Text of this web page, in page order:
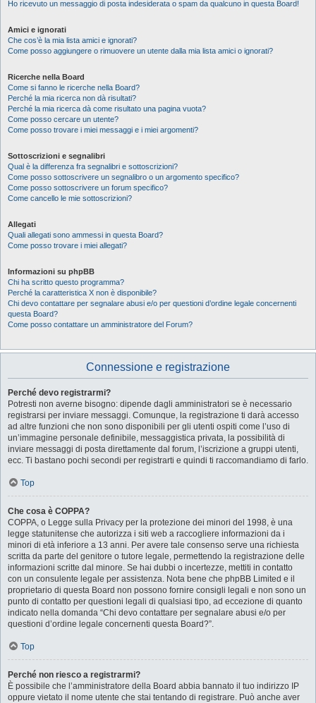
Ho ricevuto un messaggio di posta indesiderata o spam da qualcuno in questa Board!
Amici e ignorati
Che cos’è la mia lista amici e ignorati?
Come posso aggiungere o rimuovere un utente dalla mia lista amici o ignorati?
Ricerche nella Board
Come si fanno le ricerche nella Board?
Perché la mia ricerca non dà risultati?
Perché la mia ricerca dà come risultato una pagina vuota?
Come posso cercare un utente?
Come posso trovare i miei messaggi e i miei argomenti?
Sottoscrizioni e segnalibri
Qual è la differenza fra segnalibri e sottoscrizioni?
Come posso sottoscrivere un segnalibro o un argomento specifico?
Come posso sottoscrivere un forum specifico?
Come cancello le mie sottoscrizioni?
Allegati
Quali allegati sono ammessi in questa Board?
Come posso trovare i miei allegati?
Informazioni su phpBB
Chi ha scritto questo programma?
Perché la caratteristica X non è disponibile?
Chi devo contattare per segnalare abusi e/o per questioni d’ordine legale concernenti
questa Board?
Come posso contattare un amministratore del Forum?
Connessione e registrazione
Perché devo registrarmi?
Potresti non averne bisogno: dipende dagli amministratori se è necessario
registrarsi per inviare messaggi. Comunque, la registrazione ti darà accesso
ad altre funzioni che non sono disponibili per gli utenti ospiti come l’uso di
un’immagine personale definibile, messaggistica privata, la possibilità di
inviare messaggi di posta direttamente dal forum, l’iscrizione a gruppi utenti,
ecc. Ti bastano pochi secondi per registrarti e quindi ti raccomandiamo di farlo.
Top
Che cosa è COPPA?
COPPA, o Legge sulla Privacy per la protezione dei minori del 1998, è una
legge statunitense che autorizza i siti web a raccogliere informazioni da i
minori di età inferiore a 13 anni. Per avere tale consenso serve una richiesta
scritta da parte del genitore o tutore legale, permettendo la registrazione delle
informazioni scritte dal minore. Se hai dubbi o incertezze, mettiti in contatto
con un consulente legale per assistenza. Nota bene che phpBB Limited e il
proprietario di questa Board non possono fornire consigli legali e non sono un
punto di contatto per questioni legali di qualsiasi tipo, ad eccezione di quanto
indicato nella domanda “Chi devo contattare per segnalare abusi e/o per
questioni d’ordine legale concernenti questa Board?”.
Top
Perché non riesco a registrarmi?
È possibile che l’amministratore della Board abbia bannato il tuo indirizzo IP
oppure vietato il nome utente che stai tentando di registrare. Può anche aver